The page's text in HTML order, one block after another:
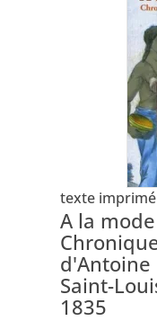
texte imprimé
A la
d'Antoine
Saint-
1835